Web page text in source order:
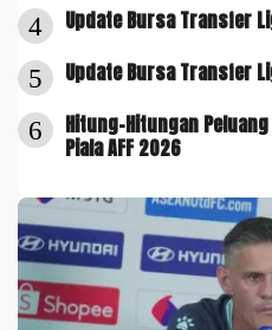
4 Update Bursa Transfer
5 Update Bursa Transfer
6
Hitung-Hitungan
Piala AFF 2026